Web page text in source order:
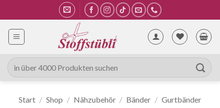
Inhalt
springen
Suche
nach:
Start / Shop / Nähzubehör / Bänder / Gurtbänder